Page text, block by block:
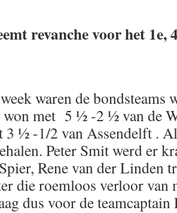
revanche voor het 1e,
waren de bondsteams
won met 5 ½ -2 ½ van de
3 ½ -1/2 van Assendelft .
Peter Smit werd er
Rene van der Linden
die roemloos verloor van
dus voor de